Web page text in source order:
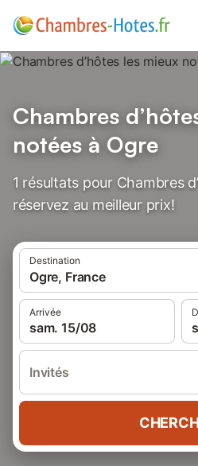
Chambres
notées à Ogre
1 résultats pour Chambres
réservez au meilleur prix!
Destination
Ogre, France
Arrivée
sam. 15/08
Invités